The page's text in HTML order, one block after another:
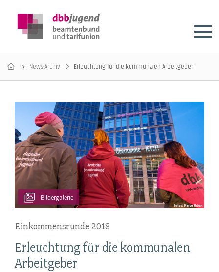
News-Archiv Erleuchtung für die kommunalen Arbeitgeber
Bildergalerie
Einkommensrunde 2018
Erleuchtung für die kommunalen
Arbeitgeber